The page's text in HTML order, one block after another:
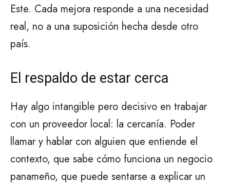
Este. Cada mejora responde a una necesidad
real, no a una suposición hecha desde otro
país.
El respaldo de estar cerca
Hay algo intangible pero decisivo en trabajar
con un proveedor local: la cercanía. Poder
llamar y hablar con alguien que entiende el
contexto, que sabe cómo funciona un negocio
panameño, que puede sentarse a explicar un